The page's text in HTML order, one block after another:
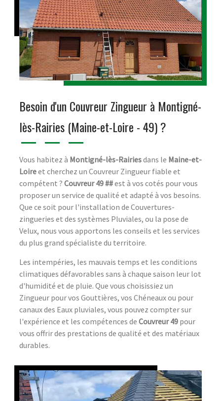
Besoin d'un Couvreur Zingueur à Montigné-
lès-Rairies (Maine-et-Loire - 49) ?
Vous habitez à Montigné-lès-Rairiesdans le Maine-et-
Loireet cherchez un Couvreur Zingueur fiable et
compétent ? Couvreur 49 ##est à vos cotés pour vous
proposer un service de qualité et adapté à vos besoins.
Que ce soit pour l'installation de Couvertures-
zingueries et des systèmes Pluviales, ou la pose de
Velux, nous vous apportons les conseils et les services
du plus grand spécialiste du territoire.
Les intempéries, les mauvais temps et les conditions
climatiques défavorables sans à chaque saison leur lot
d'humidité et de pluie. Que vous choisissiez un
Zingueur pour vos Gouttières, vos Chéneaux ou pour
canaux des Eaux pluviales, vous pouvez compter sur
l'expérience et les compétences de Couvreur 49 pour
vous offrir des prestations de qualité et des matériaux
durables.